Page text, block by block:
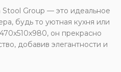
Group — это идеальное
будь то уютная кухня или
он прекрасно
добавив элегантности и